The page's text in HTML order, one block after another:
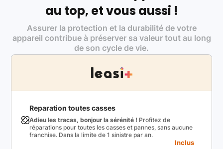
au top, et vous aussi !
Assurer la protection et la durabilité de votre
appareil contribue à préserver sa valeur tout au long
de son cycle de vie.
Reparation toutes casses
Adieu les tracas, bonjour la sérénité ! Profitez de
réparations pour toutes les casses et pannes, sans aucune
franchise. Dans la limite de 1 sinistre par an.
Inclus